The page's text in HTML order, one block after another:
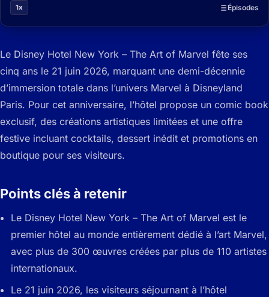
1x
Épisodes
Le Disney Hotel New York – The Art of Marvel fête ses
cinq ans le 21 juin 2026, marquant une demi-décennie
d’immersion totale dans l’univers Marvel à Disneyland
Paris. Pour cet anniversaire, l’hôtel propose un comic book
exclusif, des créations artistiques limitées et une offre
festive incluant cocktails, dessert inédit et promotions en
boutique pour ses visiteurs.
Points clés à retenir
Le Disney Hotel New York – The Art of Marvel est le
premier hôtel au monde entièrement dédié à l’art Marvel,
avec plus de 300 œuvres créées par plus de 110 artistes
internationaux.
Le 21 juin 2026, les visiteurs séjournant à l’hôtel